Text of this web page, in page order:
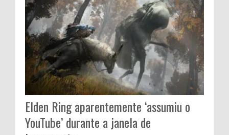
Elden Ring aparentemente ‘assumiu o
YouTube’ durante a janela de